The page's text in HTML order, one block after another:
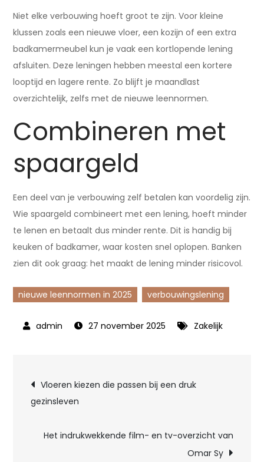
Niet elke verbouwing hoeft groot te zijn. Voor kleine
klussen zoals een nieuwe vloer, een kozijn of een extra
badkamermeubel kun je vaak een kortlopende lening
afsluiten. Deze leningen hebben meestal een kortere
looptijd en lagere rente. Zo blijft je maandlast
overzichtelijk, zelfs met de nieuwe leennormen.
Combineren met
spaargeld
Een deel van je verbouwing zelf betalen kan voordelig zijn.
Wie spaargeld combineert met een lening, hoeft minder
te lenen en betaalt dus minder rente. Dit is handig bij
keuken of badkamer, waar kosten snel oplopen. Banken
zien dit ook graag: het maakt de lening minder risicovol.
nieuwe leennormen in 2025 verbouwingslening
27 november 2025 Zakelijk
Bericht
navigatie
Vloeren kiezen die passen bij een druk
gezinsleven
Het indrukwekkende film- en tv-overzicht van
Omar Sy